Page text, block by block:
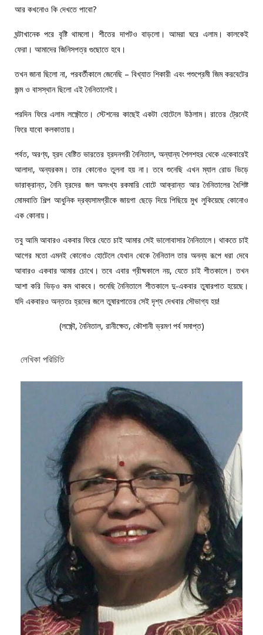
আর কখনোও কি দেখতে পাবো?
ঘন্টাখানেক পরে বৃষ্টি থামলো। শীতের দাপটও বাড়লো। আমরা ঘরে এলাম। কালকেই
ফেরা। আমাদের জিনিসপত্র গুছোতে হবে।
তখন জানা ছিলো না, পরবর্তীকালে জেনেছি – বিখ্যাত শিকারী এবং পশুপ্রেমী জিম করবেটের
জন্ম ও বাসস্থান ছিলো এই নৈনিতালেই।
পরদিন ফিরে এলাম লক্ষ্ণৌতে। স্টেশনের কাছেই একটা হোটেলে উঠলাম। রাতের ট্রেনেই
ফিরে যাবো কলকাতায়।
পর্বত, অরণ্য, হ্রদ বেষ্টিত ভারতের হ্রদনগরী নৈনিতাল, অন্যান্য শৈলশহর থেকে একেবারেই
আলাদা, অন্যরকম। তার কোনোও তুলনা হয় না। তবে শুনেছি এখন ম্যাল রোড ভিড়ে
ভারাক্রান্ত, নৈনি হ্রদের জল অসংখ্য রকমারি বোটে আক্রান্ত আর নৈনিতালের বৈশিষ্ট
মোমবাতি শিল্প আধুনিক দ্রব্যসামগ্রীকে জায়গা ছেড়ে দিয়ে পিছিয়ে মুখ লুকিয়েছে কোনোও
এক কোনায়।
তবু আমি আবারও একবার ফিরে যেতে চাই আমার সেই ভালোবাসার নৈনিতালে। থাকতে চাই
আগের মতো এমনই কোনোও হোটেলে যেখান থেকে নৈনিতাল তার অনন্য রূপে ধরা দেবে
আবারও একবার আমার চোখে। তবে এবার গ্রীষ্মকালে নয়, যেতে চাই শীতকালে। তখন
আশা করি ভিড়ও কম থাকবে। শুনেছি নৈনিতালে শীতকালে দু-একবার তুষারপাত হয়েছে।
যদি একবারও অন্ততঃ হ্রদের জলে তুষারপাতের সেই দৃশ্য দেখবার সৌভাগ্য হয়!
(লক্ষ্ণৌ, নৈনিতাল, রানীক্ষেত, কৌশানী ভ্রমণ পর্ব সমাপ্ত)
লেখিকা পরিচিতি